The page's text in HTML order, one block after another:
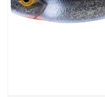
pracují i při minimálním
kopytového ocasu a